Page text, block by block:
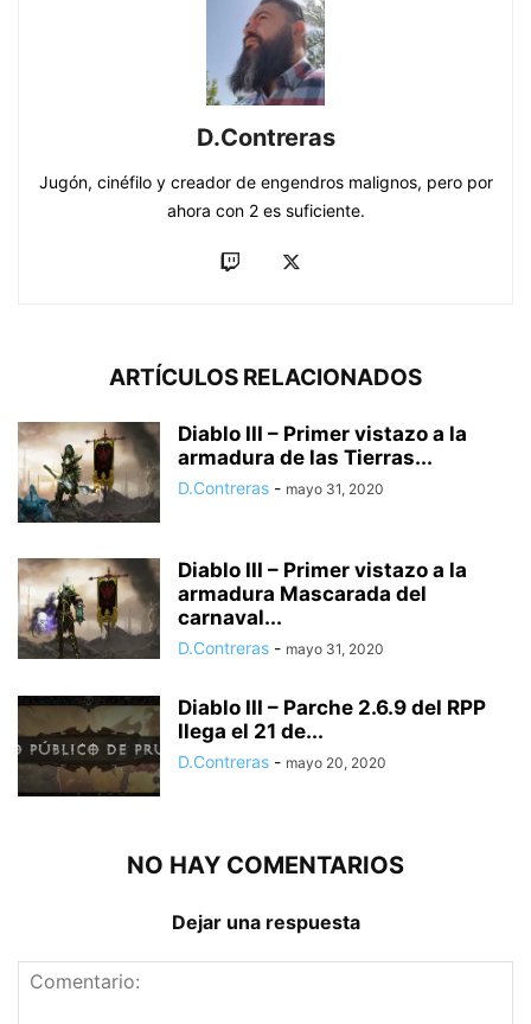
D.Contreras
Jugón, cinéfilo y creador de engendros malignos, pero por
ahora con 2 es suficiente.
ARTÍCULOS RELACIONADOS
Diablo III – Primer vistazo a la
armadura de las Tierras...
D.Contreras - mayo 31, 2020
Diablo III – Primer vistazo a la
armadura Mascarada del
carnaval...
D.Contreras - mayo 31, 2020
Diablo III – Parche 2.6.9 del RPP
llega el 21 de...
D.Contreras - mayo 20, 2020
NO HAY COMENTARIOS
Dejar una respuesta